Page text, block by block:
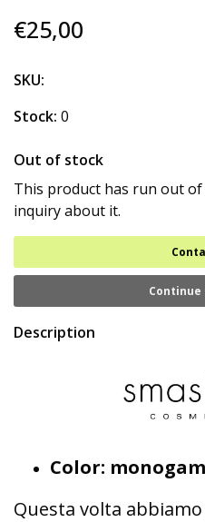
€25,00
SKU:
Stock: 0
Out of stock
This product has run out of
inquiry about it.
Continue
Description
Color:
Questa volta